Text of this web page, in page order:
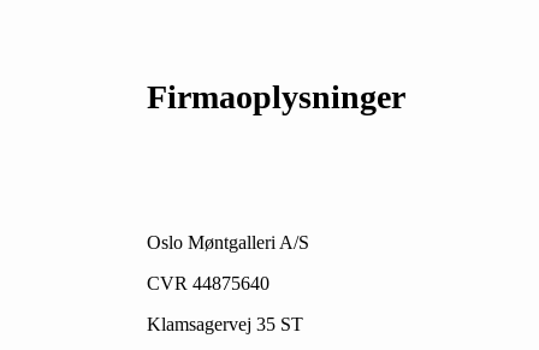
Firmaoplysninger
Oslo Møntgalleri A/S
CVR 44875640
Klamsagervej 35 ST